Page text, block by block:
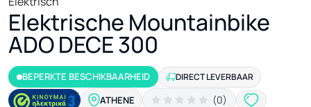
Elektrische Mountainbike
ADO DECE 300
BEPERKTE BESCHIKBAARHEID DIRECT LEVERBAAR
ATHENE (0)